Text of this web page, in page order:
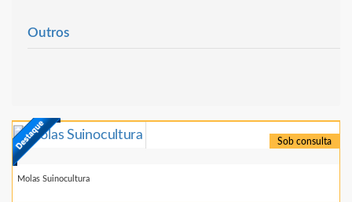
Outros
Sob consulta
Molas Suinocultura